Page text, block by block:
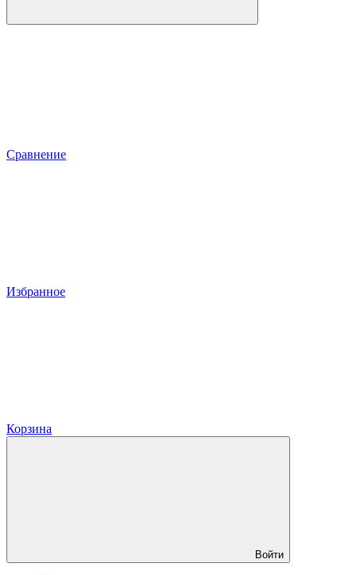
Сравнение
Избранное
Корзина
Войти